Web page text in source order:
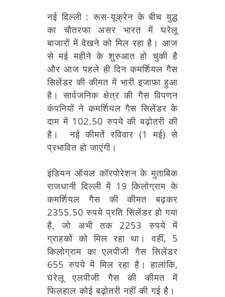
नई दिल्ली : रूस-यूक्रेन के बीच युद्ध
का चौतरफा असर भारत में घरेलू
बाजारों में देखने को मिल रहा है। आज
से मई महीने के शुरुआत हो चुकी है
और आज पहले ही दिन कमर्शियल गैस
सिलेंडर की कीमत में भारी इजाफा हुआ
है। सार्वजनिक क्षेत्र की गैस विपणन
कंपनियों ने कमर्शियल गैस सिलेंडर के
दाम में 102.50 रुपये की बढ़ोतरी की
है। नई कीमतें रविवार (1 मई) से
प्रभावित हो जाएंगी।
इंडियन ऑयल कॉरपोरेशन के मुताबिक
राजधानी दिल्ली में 19 किलोग्राम के
कमर्शियल गैस की कीमत बढ़कर
2355.50 रुपये प्रति सिलेंडर हो गया
है, जो अभी तक 2253 रुपये में
ग्राहकों को मिल रहा था। वहीं, 5
किलोग्राम का एलपीजी गैस सिलेंडर
655 रुपये में मिल रहा है। हालांकि,
घरेलू एलपीजी गैस की कीमत में
फिलहाल कोई बढ़ोतरी नहीं की गई है।